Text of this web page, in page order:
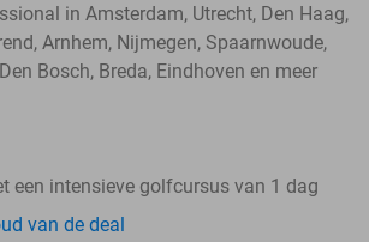
in Amsterdam, Utrecht, Den Haag,
Arnhem, Nijmegen, Spaarnwoude,
Bosch, Breda, Eindhoven en meer
een intensieve golfcursus van 1 dag
van de deal